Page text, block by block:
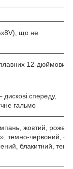
що не
12-дюймових
дискові спереду,
гальмо
жовтий,
темно-червоний,
блакитний,